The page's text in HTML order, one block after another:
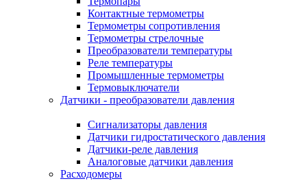
Контактные термометры
Термометры сопротивления
Термометры стрелочные
Преобразователи температуры
Реле температуры
Промышленные термометры
Термовыключатели
Датчики - преобразователи давления
Сигнализаторы давления
Датчики гидростатического давления
Датчики-реле давления
Аналоговые датчики давления
Расходомеры